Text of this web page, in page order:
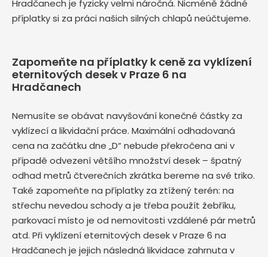
Hradčanech je fyzicky velmi náročná. Nicméně žádné
příplatky si za práci našich silných chlapů neúčtujeme.
Zapomeňte na příplatky k ceně za vyklízení
eternitových desek v Praze 6 na
Hradčanech
Nemusíte se obávat navyšování konečné částky za
vyklízecí a likvidační práce. Maximální odhadovaná
cena na začátku dne „D“ nebude překročena ani v
případě odvezení většího množství desek – špatný
odhad metrů čtverečních zkrátka bereme na své triko.
Také zapomeňte na příplatky za ztížený terén: na
střechu nevedou schody a je třeba použít žebříku,
parkovací místo je od nemovitosti vzdálené pár metrů
atd. Při vyklízení eternitových desek v Praze 6 na
Hradčanech je jejich následná likvidace zahrnuta v